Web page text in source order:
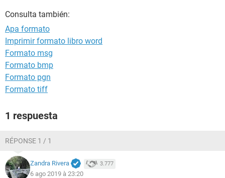
Consulta también:
Apa formato
Imprimir formato libro word
Formato msg
Formato bmp
Formato pgn
Formato tiff
1 respuesta
RÉPONSE 1 / 1
Zandra Rivera 3.777
6 ago 2019 à 23:20